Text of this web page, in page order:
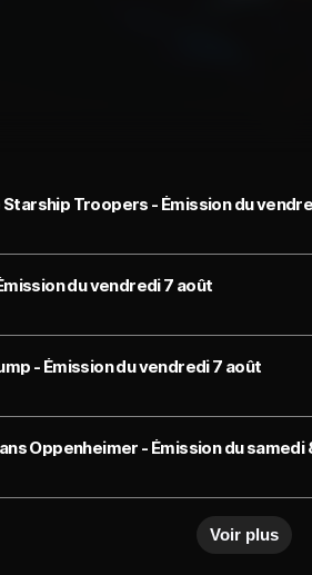
du vendredi 7 août
- Émission du vendredi 7 août
Voir plus